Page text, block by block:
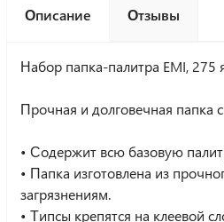
Описание Отзывы
Набор папка-палитра EMI, 275
Прочная и долговечная папка
• Содержит всю базовую
• Папка изготовлена из
загрязнениям.
• Типсы крепятся на клеевой